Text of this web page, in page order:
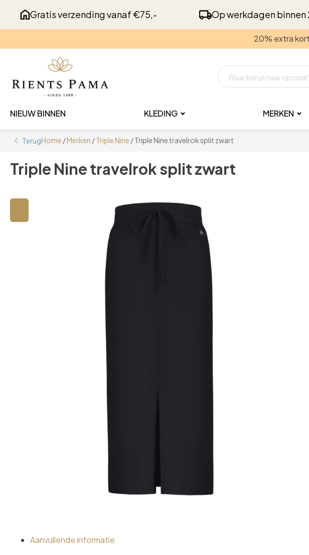
Gratis verzending vanaf €75,- Op werkdagen binnen
20% extra
NIEUW BINNEN KLEDING MERKEN
TerugHome /Merken /Triple Nine / Triple Nine travelrok split zwart
Triple Nine travelrok split zwart
Aanvullende informatie